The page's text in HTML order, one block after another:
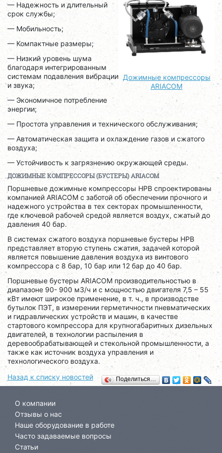
Дожимные компрессоры
ARIACOM
— Надежность и длительный
срок службы;
— Мобильность;
— Компактные размеры;
— Низкий уровень шума
благодаря интегрированным
системам подавления вибрации
и звука;
— Экономичное потребление
энергии;
— Простота управления и технического обслуживания;
— Автоматическая защита и охлаждение газов и сжатого
воздуха;
— Устойчивость к загрязнению окружающей среды.
ДОЖИМНЫЕ КОМПРЕССОРЫ (БУСТЕРЫ) ARIACOM
Поршневые дожимные компрессоры HPB спроектированы
компанией ARIACOM с заботой об обеспечении прочного и
надежного устройства в тех секторах промышленности,
где ключевой рабочей средой является воздух, сжатый до
давления 40 бар.
В системах сжатого воздуха поршневые бустеры HPB
представляет вторую ступень сжатия, задачей которой
является повышение давления воздуха из винтового
компрессора с 8 бар, 10 бар или 12 бар до 40 бар.
Поршневые бустеры ARIACOM производительностью в
диапазоне 90- 900 м3/ч и с мощностью двигателя 7,5 – 55
кВт имеют широкое применение, в т. ч., в производстве
бутылок ПЭТ, в измерении герметичности пневматических
и гидравлических устройств и машин, в качестве
стартового компрессора для крупногабаритных дизельных
двигателей, в технологии распыления в
деревообрабатывающей и стекольной промышленности, а
также как источник воздуха управления и
технологического воздуха.
Поделиться…
Назад к списку новостей
О компании
Отзывы о нас
Наше оборудование в работе
Часто задаваемые вопросы
Статьи